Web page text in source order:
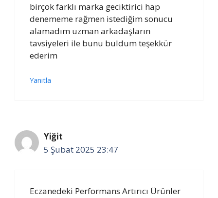
birçok farklı marka geciktirici hap
denememe rağmen istediğim sonucu
alamadım uzman arkadaşların
tavsiyeleri ile bunu buldum teşekkür
ederim
Yanıtla
Yiğit
5 Şubat 2025 23:47
Eczanedeki Performans Artırıcı Ürünler